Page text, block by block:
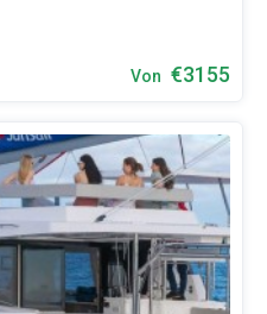
Von €3155